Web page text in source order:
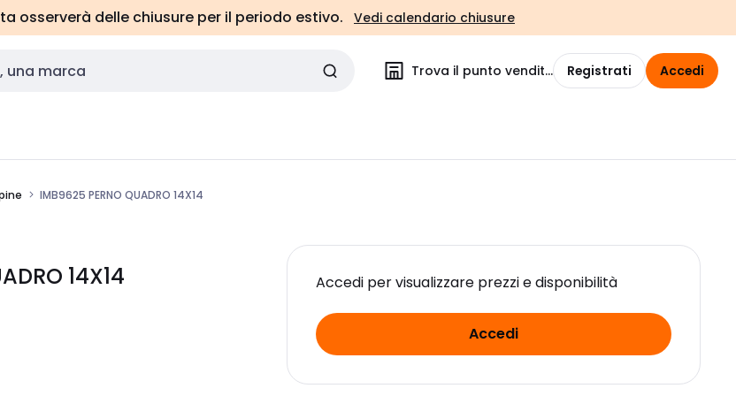
osserverà delle chiusure per il periodo estivo. Vedi calendario chiusure
Trova il punto vendita Registrati Accedi
IMB9625 PERNO QUADRO 14X14
14X14 Accedi per visualizzare prezzi e disponibilità
Accedi